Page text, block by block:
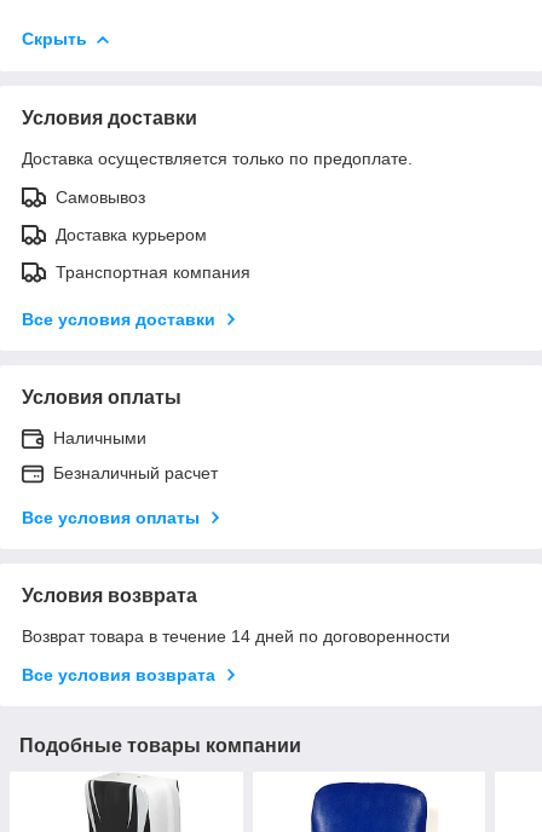
Скрыть
Условия доставки
Доставка осуществляется только по предоплате.
Самовывоз
Доставка курьером
Транспортная компания
Все условия доставки
Условия оплаты
Наличными
Безналичный расчет
Все условия оплаты
Условия возврата
Возврат товара в течение 14 дней по договоренности
Все условия возврата
Подобные товары компании